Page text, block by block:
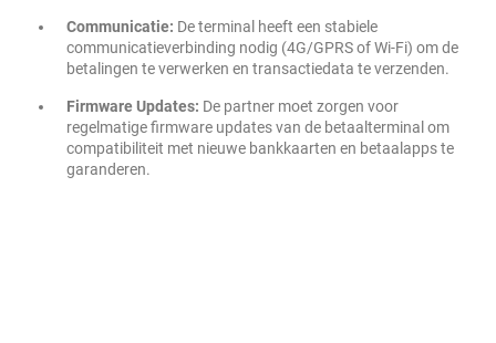
Communicatie: De terminal heeft een stabiele
communicatieverbinding nodig (4G/GPRS of Wi-Fi) om de
betalingen te verwerken en transactiedata te verzenden.
Firmware Updates: De partner moet zorgen voor
regelmatige firmware updates van de betaalterminal om
compatibiliteit met nieuwe bankkaarten en betaalapps te
garanderen.